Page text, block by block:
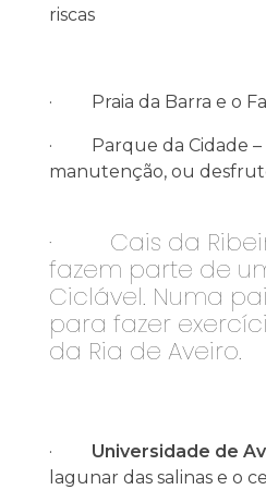
riscas
· Praia da Barra e o
· Parque da Cidade –
manutenção, ou
· Cais da
fazem parte de
Ciclável. Numa
para fazer
da Ria de Aveiro.
· Universidade de
lagunar das salinas e o